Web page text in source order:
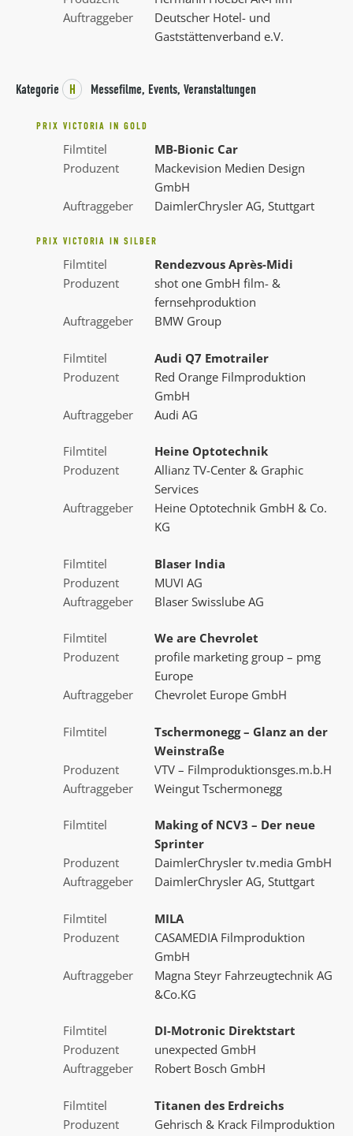
Auftraggeber
Deutscher Hotel- und
Gaststättenverband e.V.
Kategorie H Messefilme, Events, Veranstaltungen
PRIX VICTORIA IN GOLD
Filmtitel
MB-Bionic Car
Produzent
Mackevision Medien Design
GmbH
Auftraggeber
DaimlerChrysler AG, Stuttgart
PRIX VICTORIA IN SILBER
Filmtitel
Rendezvous Après-Midi
Produzent
shot one GmbH film- &
fernsehproduktion
Auftraggeber
BMW Group
Filmtitel
Audi Q7 Emotrailer
Produzent
Red Orange Filmproduktion
GmbH
Auftraggeber
Audi AG
Filmtitel
Heine Optotechnik
Produzent
Allianz TV-Center & Graphic
Services
Auftraggeber
Heine Optotechnik GmbH & Co.
KG
Filmtitel
Blaser India
Produzent
MUVI AG
Auftraggeber
Blaser Swisslube AG
Filmtitel
We are Chevrolet
Produzent
profile marketing group – pmg
Europe
Auftraggeber
Chevrolet Europe GmbH
Filmtitel
Tschermonegg – Glanz an der
Weinstraße
Produzent
VTV – Filmproduktionsges.m.b.H
Auftraggeber
Weingut Tschermonegg
Filmtitel
Making of NCV3 – Der neue
Sprinter
Produzent
DaimlerChrysler tv.media GmbH
Auftraggeber
DaimlerChrysler AG, Stuttgart
Filmtitel
MILA
Produzent
CASAMEDIA Filmproduktion
GmbH
Auftraggeber
Magna Steyr Fahrzeugtechnik AG
&Co.KG
Filmtitel
DI-Motronic Direktstart
Produzent
unexpected GmbH
Auftraggeber
Robert Bosch GmbH
Filmtitel
Titanen des Erdreichs
Produzent
Gehrisch & Krack Filmproduktion